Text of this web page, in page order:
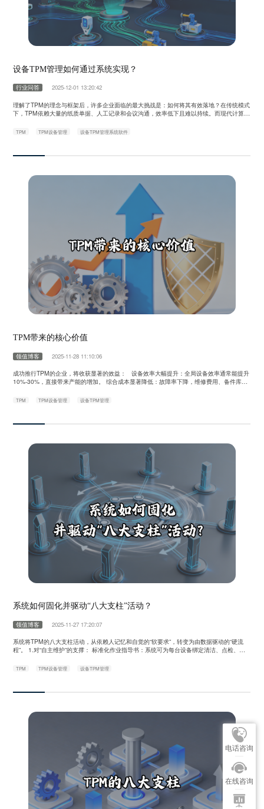
设备TPM管理如何通过系统实现？
行业问答 2025-12-01 13:20:42
理解了TPM的理念与框架后，许多企业面临的最大挑战是：如何将其有效落地？在传统模式
下，TPM依赖大量的纸质单据、人工记录和会议沟通，效率低下且难以持续。而现代计算机
平台，让理念得以高效、精准地执行。 一、系统如何支撑TPM的“全员参与”？ “全员参与”是
TPM的灵魂，但也是最难落地的部分。系统通过以下方式使其变得可行……
TPM TPM设备管理 设备TPM管理系统软件
TPM带来的核心价值
领值博客 2025-11-28 11:10:06
成功推行TPM的企业，将收获显著的效益： 设备效率大幅提升：全局设备效率通常能提升
10%-30%，直接带来产能的增加。 综合成本显著降低：故障率下降，维修费用、备件库存
源头上减少了因设备导致的质量波动。 员工能力与士气增强：员工在多技能化过程中获得成
TPM TPM设备管理 设备TPM管理
系统如何固化并驱动“八大支柱”活动？
领值博客 2025-11-27 17:20:07
系统将TPM的八大支柱活动，从依赖人记忆和自觉的“软要求”，转变为由数据驱动的“硬流
程”。 1.对“自主维护”的支撑： 标准化作业指导书：系统可为每台设备绑定清洁、点检、润
发：系统基于时间或设备运行周期，自动生成并派发自主维护工单。 异常快速上报：操作工
TPM TPM设备管理 设备TPM管理
电话咨询
在线咨询